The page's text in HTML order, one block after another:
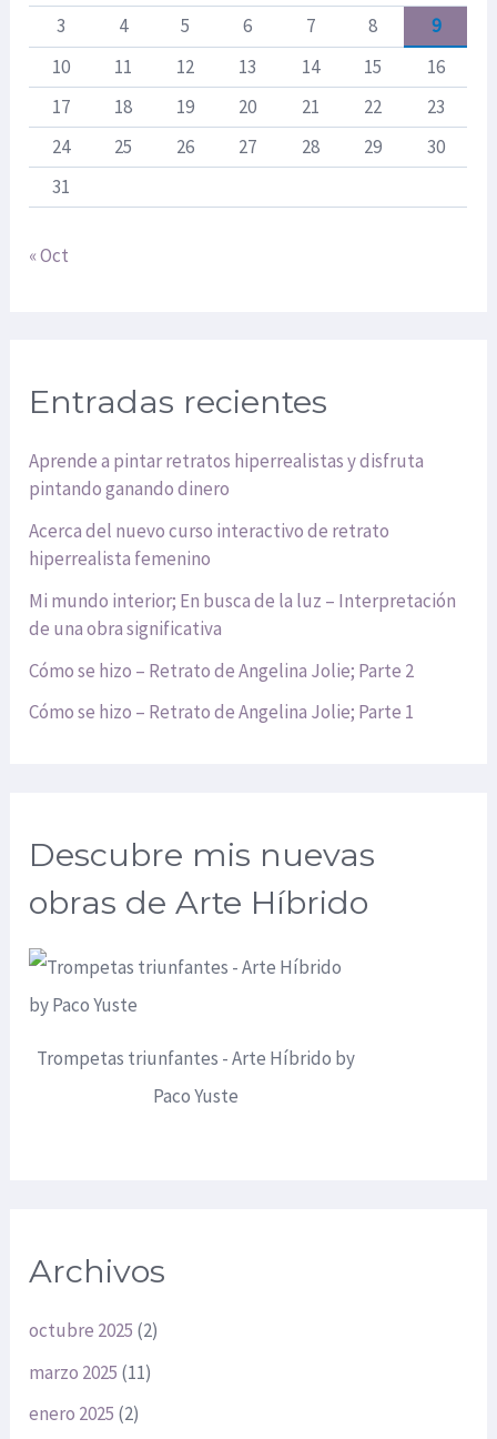
3
4 5 6 7 8
9
10
11 12 13 14 15
16
17
18 19 20 21 22
23
24
25 26 27 28 29
30
31
« Oct
Entradas recientes
Aprende a pintar retratos hiperrealistas y disfruta
pintando ganando dinero
Acerca del nuevo curso interactivo de retrato
hiperrealista femenino
Mi mundo interior; En busca de la luz – Interpretación
de una obra significativa
Cómo se hizo – Retrato de Angelina Jolie; Parte 2
Cómo se hizo – Retrato de Angelina Jolie; Parte 1
Descubre mis nuevas
obras de Arte Híbrido
Trompetas triunfantes - Arte Híbrido by
Paco Yuste
Archivos
octubre 2025 (2)
marzo 2025 (11)
enero 2025 (2)